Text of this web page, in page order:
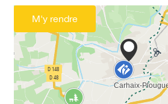
M'y rendre